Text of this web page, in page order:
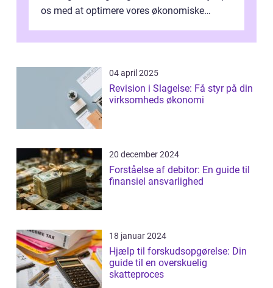
os med at optimere vores økonomiske
04 april 2025
Revision i Slagelse: Få styr på din
virksomheds økonomi
20 december 2024
Forståelse af debitor: En guide til
finansiel ansvarlighed
18 januar 2024
Hjælp til forskudsopgørelse: Din
guide til en overskuelig
skatteproces